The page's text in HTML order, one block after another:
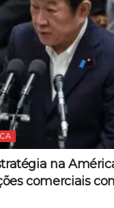
na
comerciais